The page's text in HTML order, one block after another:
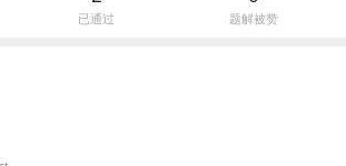
已通过 题解被赞